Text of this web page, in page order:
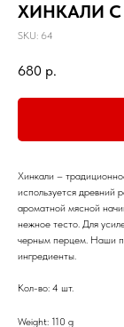
ХИНКАЛИ
SKU: 64
680 р.
Хинкали –
используется древний
ароматной мясной
нежное тесто. Для
черным перцем. Наши
ингредиенты.
Кол-во: 4 шт.
Weight: 110 g